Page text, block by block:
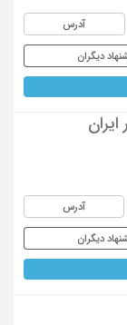
آدرس
دیگران
آدرس
دیگران